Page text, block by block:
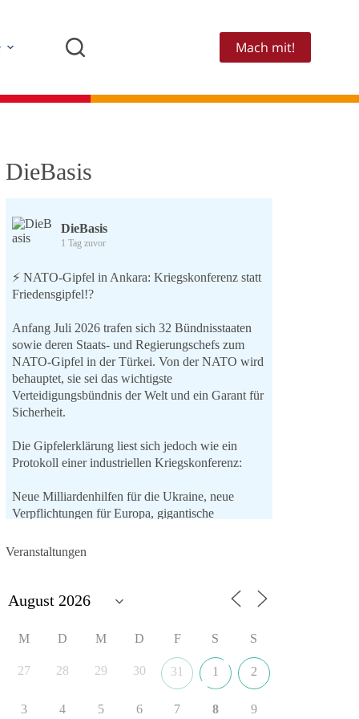
Mach mit!
DieBasis
DieBasis
1 Tag zuvor
⚡️ NATO-Gipfel in Ankara: Kriegskonferenz statt
Friedensgipfel!?
Anfang Juli 2026 trafen sich 32 Bündnisstaaten
sowie deren Staats- und Regierungschefs zum
NATO-Gipfel in der Türkei. Von der NATO wird
behauptet, sie sei das wichtigste
Verteidigungsbündnis der Welt und ein Garant für
Sicherheit.
Die Gipfelerklärung liest sich jedoch wie ein
Protokoll einer industriellen Kriegskonferenz:
Neue Milliardenhilfen für die Ukraine, neue
Verpflichtungen für Europa, gigantische
Verteidigungsindustrie, Modernisierung der
Forderung, der Iran dürfe keine Kernwaffe
friedensorientierte Politik?
Veranstaltungen
M D M D F S S
27 28 29 30 31 1 2
3 4 5 6 7 8 9